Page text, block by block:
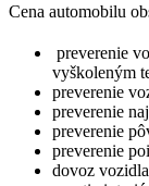
Cena automobilu
preverenie
vyškoleným
preverenie
preverenie
preverenie
preverenie
dovoz